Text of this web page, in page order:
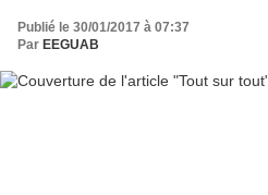
Publié le 30/01/2017 à 07:37
Par EEGUAB